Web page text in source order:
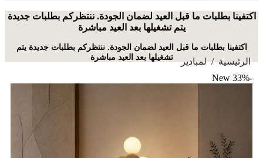
اكتفينا بطلبات ما قبل العيد لضمان الجودة. ننتظركم بطلبات جديدة
يتم تشغيلها بعد العيد مباشرة
اكتفينا بطلبات ما قبل العيد لضمان الجودة. ننتظركم بطلبات جديدة يتم
تشغيلها بعد العيد مباشرة
الرئيسية/ لمبادير
-33%
New